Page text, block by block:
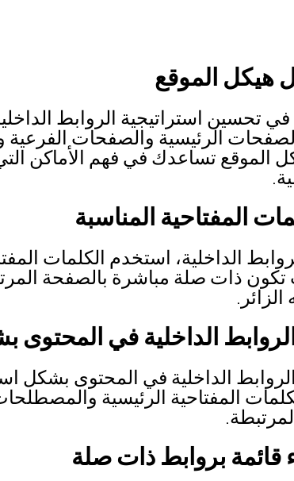
هيكل الموقع
في تحسين استراتيجية الروابط
الرئيسية والصفحات الفرعية
الموقع تساعدك في فهم الأماكن
المفتاحية المناسبة
الداخلية، استخدم الكلمات
تكون ذات صلة مباشرة بالصفحة
الداخلية في المحتوى
الداخلية في المحتوى بشكل
المفتاحية الرئيسية
قائمة بروابط ذات صلة